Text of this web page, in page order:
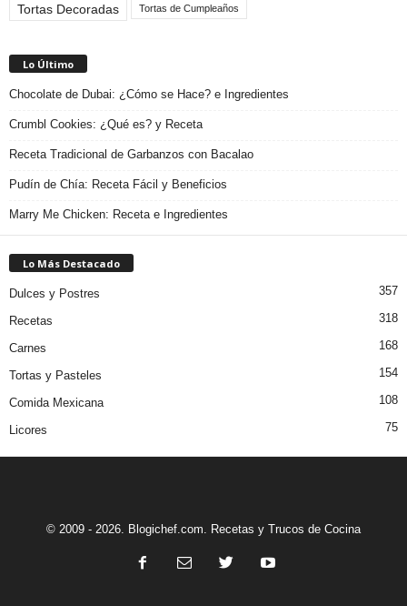
Tortas Decoradas Tortas de Cumpleaños
Lo Último
Chocolate de Dubai: ¿Cómo se Hace? e Ingredientes
Crumbl Cookies: ¿Qué es? y Receta
Receta Tradicional de Garbanzos con Bacalao
Pudín de Chía: Receta Fácil y Beneficios
Marry Me Chicken: Receta e Ingredientes
Lo Más Destacado
Dulces y Postres 357
Recetas 318
Carnes 168
Tortas y Pasteles 154
Comida Mexicana 108
Licores 75
© 2009 - 2026. Blogichef.com. Recetas y Trucos de Cocina